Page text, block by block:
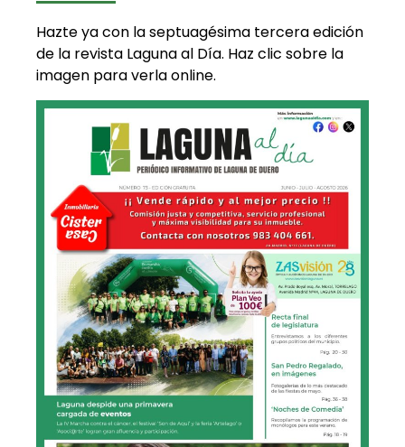
Hazte ya con la septuagésima tercera edición
de la revista Laguna al Día. Haz clic sobre la
imagen para verla online.